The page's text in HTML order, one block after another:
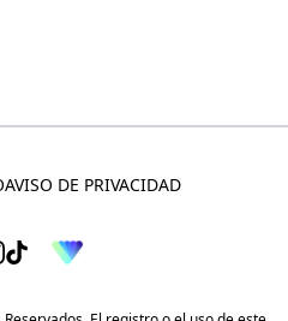
AVISO DE PRIVACIDAD